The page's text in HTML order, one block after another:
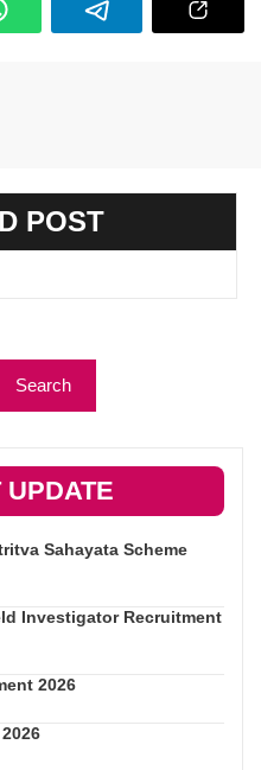
POST
Search
UPDATE
Sahayata Scheme
Investigator Recruitment
2026